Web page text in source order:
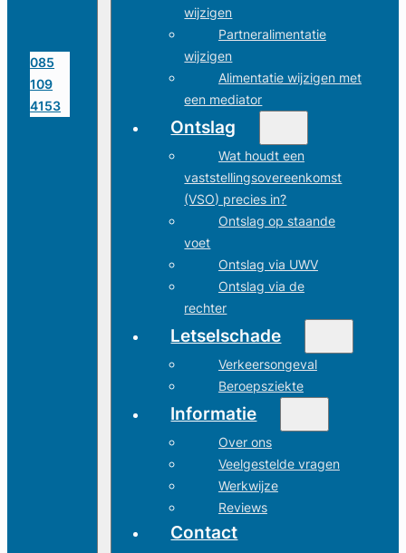
085
109
4153
wijzigen
Partneralimentatie
wijzigen
Alimentatie wijzigen met
een mediator
Ontslag
Wat houdt een
vaststellingsovereenkomst
(VSO) precies in?
Ontslag op staande
voet
Ontslag via UWV
Ontslag via de
rechter
Letselschade
Verkeersongeval
Beroepsziekte
Informatie
Over ons
Veelgestelde vragen
Werkwijze
Reviews
Contact